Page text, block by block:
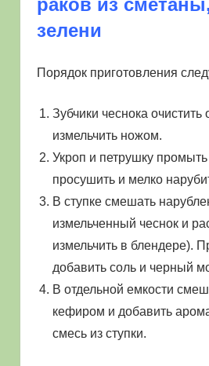
зелени
Порядок приготовления
Зубчики чеснока очистить
измельчить ножом.
Укроп и петрушку
просушить и мелко
В ступке смешать
измельченный чеснок и
измельчить в блендере).
добавить соль и черный
В отдельной емкости
кефиром и добавить
смесь из ступки.